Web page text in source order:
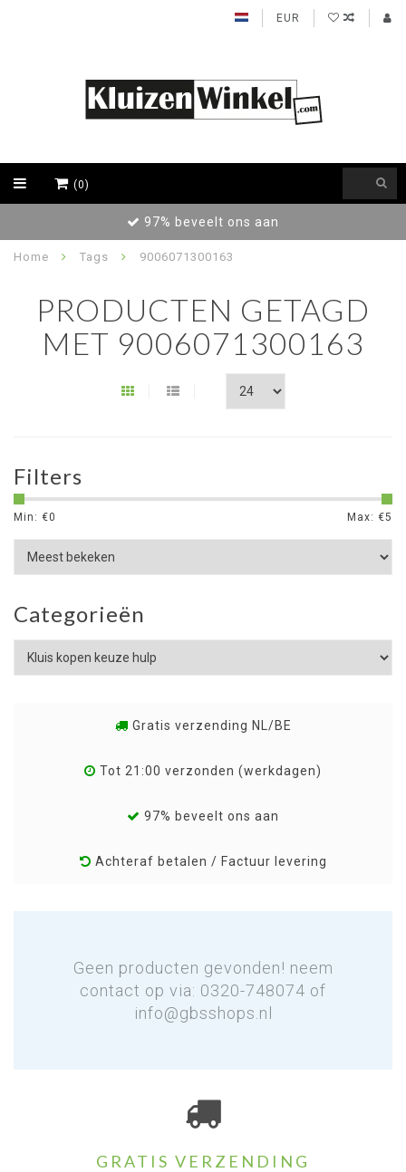
EUR
(0)
97% beveelt ons aan
Home Tags 9006071300163
PRODUCTEN GETAGD
MET 9006071300163
Filters
Min: €0 Max: €5
Categorieën
Gratis verzending NL/BE
Tot 21:00 verzonden (werkdagen)
97% beveelt ons aan
Achteraf betalen / Factuur levering
Geen producten gevonden! neem
contact op via: 0320-748074 of
info@gbsshops.nl
GRATIS VERZENDING